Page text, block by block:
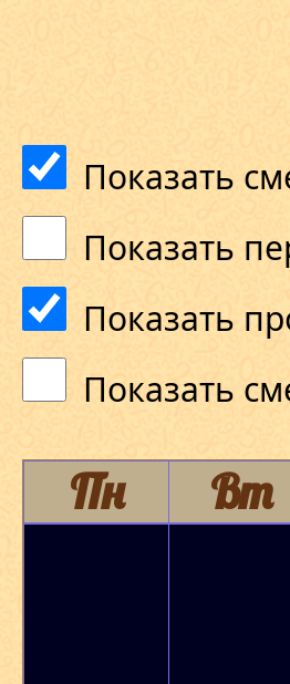
Показать
Показать
Показать
Показать
Пн Вт